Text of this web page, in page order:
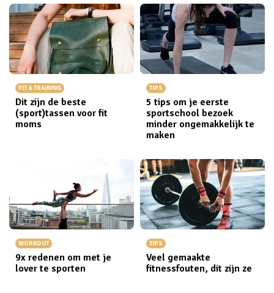
voor dat je helemaal zelf die appelmoespot open kan
draaien. Hoogste tijd om te leren hoe je precies
spiermassa kweekt dus!
FIT & TRAINING
Dit zijn de beste
(sport)tassen voor fit
moms
TIPS
5 tips om je eerste
sportschool bezoek
minder ongemakkelijk te
maken
WORKOUT
9x redenen om met je
lover te sporten
TIPS
Veel gemaakte
fitnessfouten, dit zijn ze